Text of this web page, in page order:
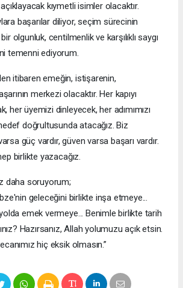
kıymetli isimler olacaktır.
başarılar diliyor, seçim sürecinin
olgunluk, centilmenlik ve karşılıklı saygı
temenni ediyorum.
itibaren emeğin, istişarenin,
merkezi olacaktır. Her kapıyı
her üyemizi dinleyecek, her adımımızı
doğrultusunda atacağız. Biz
güç vardır, güven varsa başarı vardır.
birlikte yazacağız.
daha soruyorum;
geleceğini birlikte inşa etmeye...
emek vermeye... Benimle birlikte tarih
Hazırsanız, Allah yolumuzu açık etsin.
hiç eksik olmasın.”